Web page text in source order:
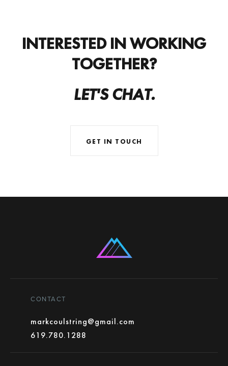
INTERESTED IN WORKING
TOGETHER?
LET'S CHAT.
GET IN TOUCH
CONTACT
markcoulstring@gmail.com
619.780.1288